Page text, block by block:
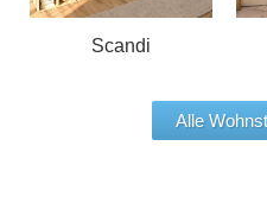
Scandi
Alle